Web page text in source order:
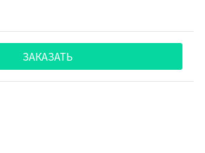
ЗАКАЗАТЬ